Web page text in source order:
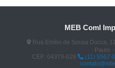
MEB Coml
Rua Emílio de Sousa Docca,
Paulo -
CEP: 04379-028
(11) 5567-